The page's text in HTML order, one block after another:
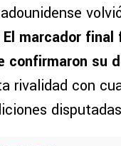
El marcador final
confirmaron su
rivalidad con